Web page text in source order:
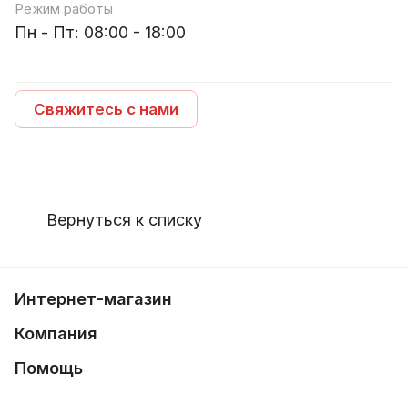
Режим работы
Пн - Пт: 08:00 - 18:00
Свяжитесь с нами
Вернуться к списку
Интернет-магазин
Компания
Помощь